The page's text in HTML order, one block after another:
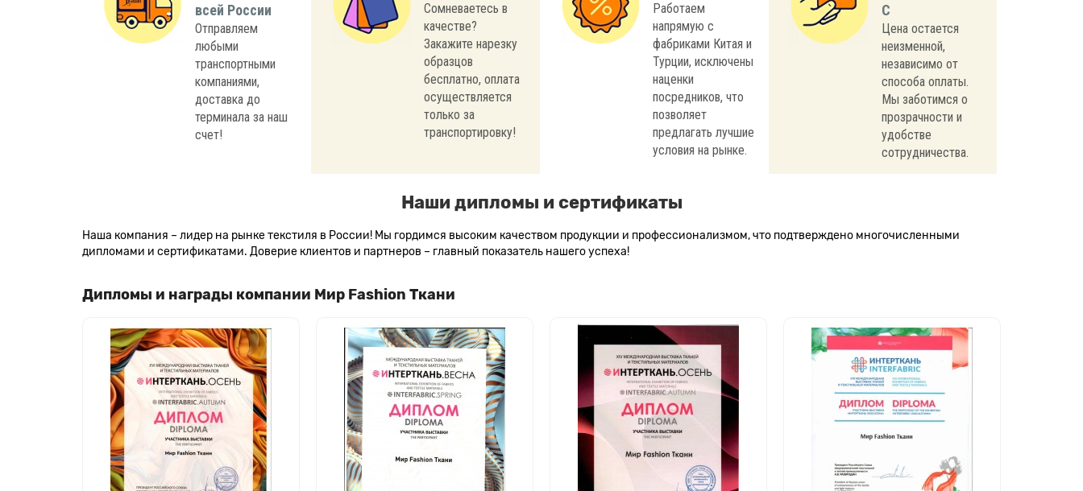
всей России
Отправляем
любыми
транспортными
компаниями,
доставка до
терминала за наш
счет!
Сомневаетесь в
качестве?
Закажите нарезку
образцов
бесплатно, оплата
осуществляется
только за
транспортировку!
Работаем
напрямую с
фабриками Китая и
Турции, исключены
наценки
посредников, что
позволяет
предлагать лучшие
условия на рынке.
С
Цена остается
неизменной,
независимо от
способа оплаты.
Мы заботимся о
прозрачности и
удобстве
сотрудничества.
Наши дипломы и сертификаты
Наша компания – лидер на рынке текстиля в России! Мы гордимся высоким качеством продукции и профессионализмом, что подтверждено многочисленными
дипломами и сертификатами. Доверие клиентов и партнеров – главный показатель нашего успеха!
Дипломы и награды компании Мир Fashion Ткани